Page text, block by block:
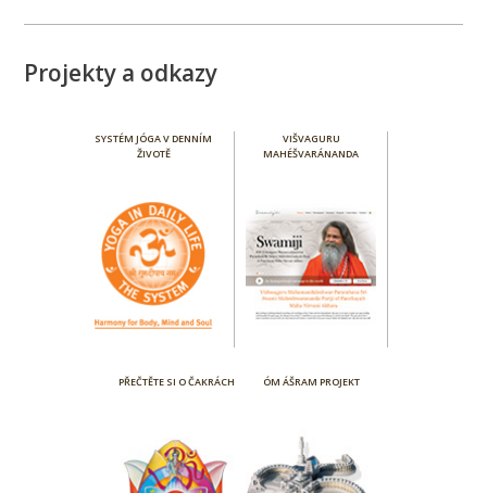
Projekty a odkazy
SYSTÉM JÓGA V DENNÍM
ŽIVOTĚ
VIŠVAGURU
MAHÉŠVARÁNANDA
PŘEČTĚTE SI O ČAKRÁCH ÓM ÁŠRAM PROJEKT